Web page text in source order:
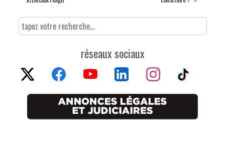
réseaux sociaux